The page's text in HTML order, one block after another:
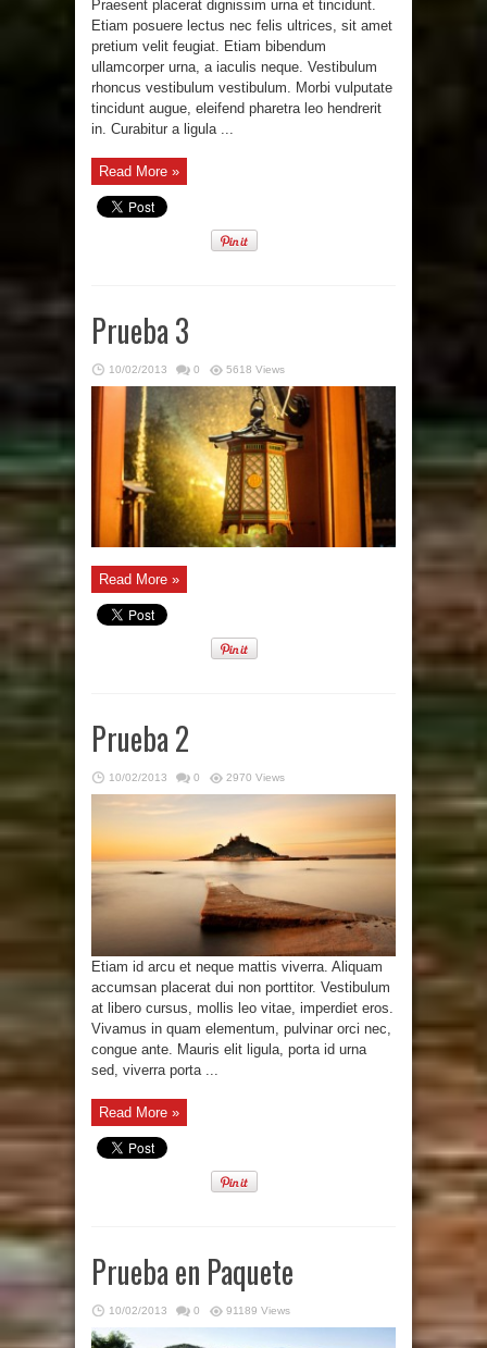
Praesent placerat dignissim urna et tincidunt.
Etiam posuere lectus nec felis ultrices, sit amet
pretium velit feugiat. Etiam bibendum
ullamcorper urna, a iaculis neque. Vestibulum
rhoncus vestibulum vestibulum. Morbi vulputate
tincidunt augue, eleifend pharetra leo hendrerit
in. Curabitur a ligula ...
Read More »
Prueba 3
10/02/2013 0 5618 Views
Read More »
Prueba 2
10/02/2013 0 2970 Views
Etiam id arcu et neque mattis viverra. Aliquam
accumsan placerat dui non porttitor. Vestibulum
at libero cursus, mollis leo vitae, imperdiet eros.
Vivamus in quam elementum, pulvinar orci nec,
congue ante. Mauris elit ligula, porta id urna
sed, viverra porta ...
Read More »
Prueba en Paquete
10/02/2013 0 91189 Views